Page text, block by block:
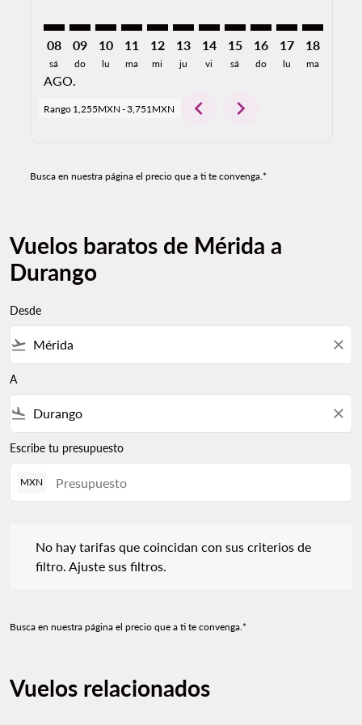
08
sá
AGO.
09
do
10
lu
11
ma
12
mi
13
ju
14
vi
15
sá
16
do
17
lu
18
ma
Rango 1,255MXN -3,751MXN chevron_left chevron_right
Busca en nuestra página el precio que a ti te convenga.*
Vuelos baratos de Mérida a
Durango
Desde
flight_takeoff close
A
flight_land close
Escribe tu presupuesto
MXN
No hay tarifas que coincidan con sus criterios de
filtro. Ajuste sus filtros.
Busca en nuestra página el precio que a ti te convenga.*
Vuelos relacionados